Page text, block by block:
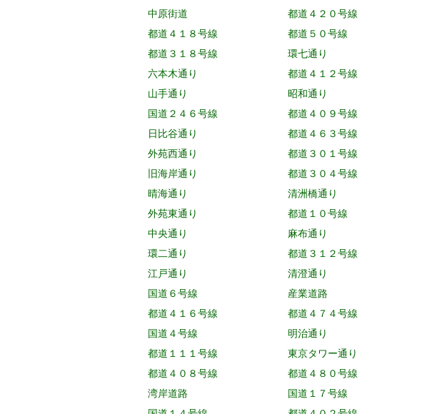
中原街道
都道４２０号線
都道４１８号線
都道５０号線
都道３１８号線
環七通り
六本木通り
都道４１２号線
山手通り
昭和通り
国道２４６号線
都道４０９号線
日比谷通り
都道４６３号線
外苑西通り
都道３０１号線
旧海岸通り
都道３０４号線
晴海通り
清洲橋通り
外苑東通り
都道１０号線
中央通り
麻布通り
環二通り
都道３１２号線
江戸通り
清澄通り
国道６号線
産業道路
都道４１６号線
都道４７４号線
国道４号線
明治通り
都道１１１号線
東京タワー通り
都道４０８号線
都道４８０号線
湾岸道路
国道１７号線